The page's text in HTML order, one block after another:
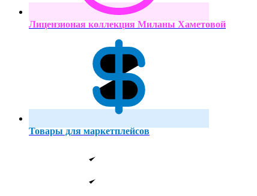
Лицензионая коллекция Миланы Хаметовой
Товары для маркетплейсов